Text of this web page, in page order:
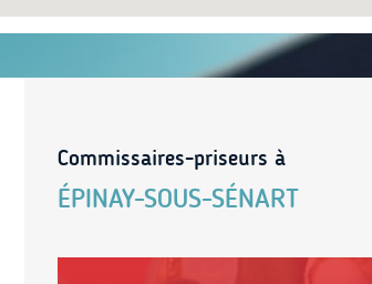
Commissaires-priseurs à
ÉPINAY-SOUS-SÉNART